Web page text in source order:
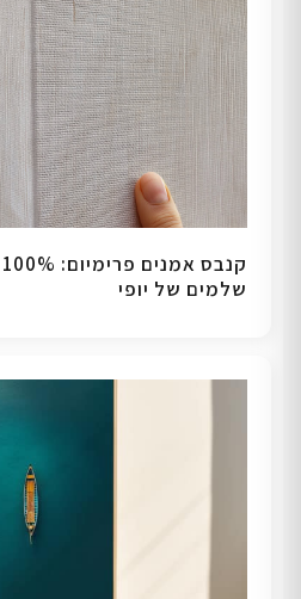
שלמים של יופי